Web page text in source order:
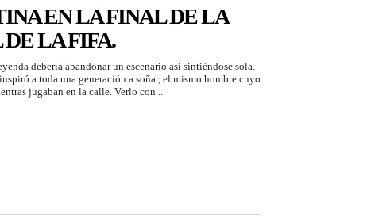
EN LA FINAL DE LA
LA FIFA.
debería abandonar un escenario así sintiéndose sola.
a toda una generación a soñar, el mismo hombre cuyo
jugaban en la calle. Verlo con...